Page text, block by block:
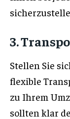
3.
Stellen Sie
flexible
zu Ihrem
sollten klar